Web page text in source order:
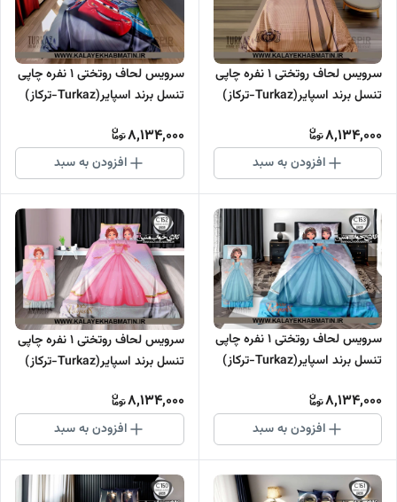
سرویس لحاف روتختی 1 نفره چاپی
تنسل برند اسپایر(Turkaz-ترکاز)
8,134,000
افزودن به سبد
سرویس لحاف روتختی 1 نفره چاپی
تنسل برند اسپایر(Turkaz-ترکاز)
8,134,000
افزودن به سبد
سرویس لحاف روتختی 1 نفره چاپی
تنسل برند اسپایر(Turkaz-ترکاز)
8,134,000
افزودن به سبد
سرویس لحاف روتختی 1 نفره چاپی
تنسل برند اسپایر(Turkaz-ترکاز)
8,134,000
افزودن به سبد